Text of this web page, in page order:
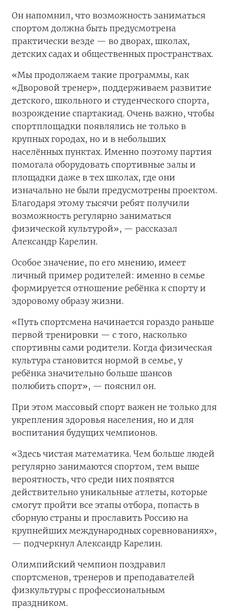
Он напомнил, что возможность заниматься
спортом должна быть предусмотрена
практически везде — во дворах, школах,
детских садах и общественных пространствах.
«Мы продолжаем такие программы, как
«Дворовой тренер», поддерживаем развитие
детского, школьного и студенческого спорта,
возрождение спартакиад. Очень важно, чтобы
спортплощадки появлялись не только в
крупных городах, но и в небольших
населённых пунктах. Именно поэтому партия
помогала оборудовать спортивные залы и
площадки даже в тех школах, где они
изначально не были предусмотрены проектом.
Благодаря этому тысячи ребят получили
возможность регулярно заниматься
физической культурой», — рассказал
Александр Карелин.
Особое значение, по его мнению, имеет
личный пример родителей: именно в семье
формируется отношение ребёнка к спорту и
здоровому образу жизни.
«Путь спортсмена начинается гораздо раньше
первой тренировки — с того, насколько
спортивны сами родители. Когда физическая
культура становится нормой в семье, у
ребёнка значительно больше шансов
полюбить спорт», — пояснил он.
При этом массовый спорт важен не только для
укрепления здоровья населения, но и для
воспитания будущих чемпионов.
«Здесь чистая математика. Чем больше людей
регулярно занимаются спортом, тем выше
вероятность, что среди них появятся
действительно уникальные атлеты, которые
смогут пройти все этапы отбора, попасть в
сборную страны и прославить Россию на
крупнейших международных соревнованиях»,
— подчеркнул Александр Карелин.
Олимпийский чемпион поздравил
спортсменов, тренеров и преподавателей
физкультуры с профессиональным
праздником.